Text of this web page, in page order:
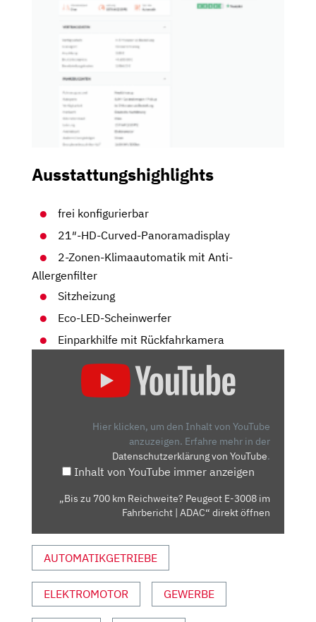
Ausstattungshighlights
frei konfigurierbar
21″-HD-Curved-Panoramadisplay
2-Zonen-Klimaautomatik mit Anti-
Allergenfilter
Sitzheizung
Eco-LED-Scheinwerfer
Einparkhilfe mit Rückfahrkamera
REICHWEITE?
ADAC“
VON
ANZEIGEN
Hier klicken, um den Inhalt von YouTube
anzuzeigen. Erfahre mehr in der
Datenschutzerklärung von YouTube.
Inhalt von YouTube immer anzeigen
„Bis zu 700 km Reichweite? Peugeot E-3008 im
Fahrbericht | ADAC“ direkt öffnen
AUTOMATIKGETRIEBE
ELEKTROMOTOR GEWERBE